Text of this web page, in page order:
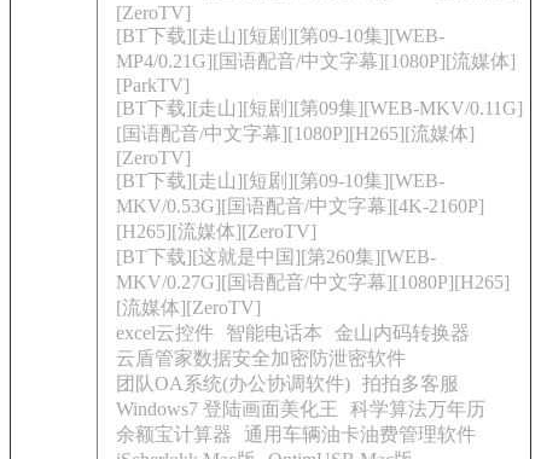
[ZeroTV]
[BT下载][走山][短剧][第09-10集][WEB-
MP4/0.21G][国语配音/中文字幕][1080P][流媒体]
[ParkTV]
[BT下载][走山][短剧][第09集][WEB-MKV/0.11G]
[国语配音/中文字幕][1080P][H265][流媒体]
[ZeroTV]
[BT下载][走山][短剧][第09-10集][WEB-
MKV/0.53G][国语配音/中文字幕][4K-2160P]
[H265][流媒体][ZeroTV]
[BT下载][这就是中国][第260集][WEB-
MKV/0.27G][国语配音/中文字幕][1080P][H265]
[流媒体][ZeroTV]
excel云控件
智能电话本
金山内码转换器
云盾管家数据安全加密防泄密软件
团队OA系统(办公协调软件) 拍拍多客服
Windows7 登陆画面美化王
科学算法万年历
余额宝计算器
通用车辆油卡油费管理软件